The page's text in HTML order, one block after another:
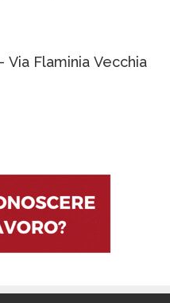
Via Flaminia Vecchia